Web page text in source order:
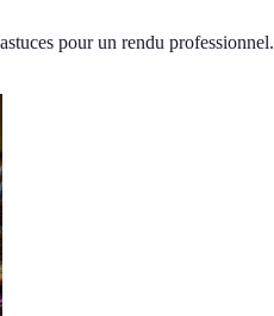
pour un rendu professionnel.